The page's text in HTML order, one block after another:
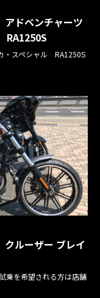
アドベンチャーツ
RA1250S
・スペシャル RA1250S
ルーザー ブレイ
を希望される方は店舗